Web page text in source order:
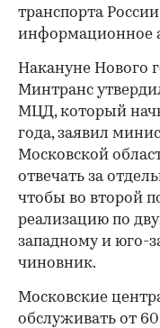
транспорта
информационное
Накануне Нового
Минтранс
МЦД, который
года, заявил
Московской
отвечать за
чтобы во второй
реализацию по
западному и юго-
чиновник.
Московские
обслуживать от